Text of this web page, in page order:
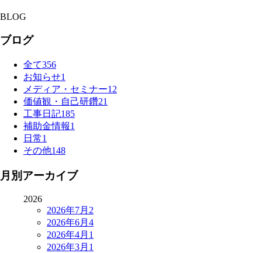
BLOG
ブログ
全て356
お知らせ1
メディア・セミナー12
価値観・自己研鑽21
工事日記185
補助金情報1
日常1
その他148
月別アーカイブ
2026
2026年7月 2
2026年6月 4
2026年4月 1
2026年3月 1